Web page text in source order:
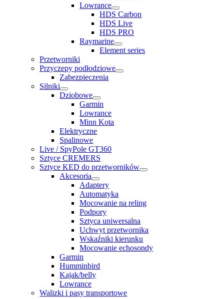
Lowrance
HDS Carbon
HDS Live
HDS PRO
Raymarine
Element series
Przetworniki
Przyczepy podłodziowe
Zabezpieczenia
Silniki
Dziobowe
Garmin
Lowrance
Minn Kota
Elektryczne
Spalinowe
Live / SpyPole GT360
Sztyce CREMERS
Sztyce KED do przetworników
Akcesoria
Adaptery
Automatyka
Mocowanie na reling
Podpory
Sztyca uniwersalna
Uchwyt przetwornika
Wskaźniki kierunku
Mocowanie echosondy
Garmin
Humminbird
Kajak/belly
Lowrance
Walizki i pasy transportowe